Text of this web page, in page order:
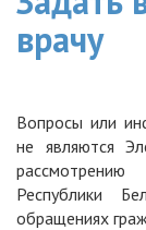
врачу
Вопросы или
не являются
Республики
обращениях